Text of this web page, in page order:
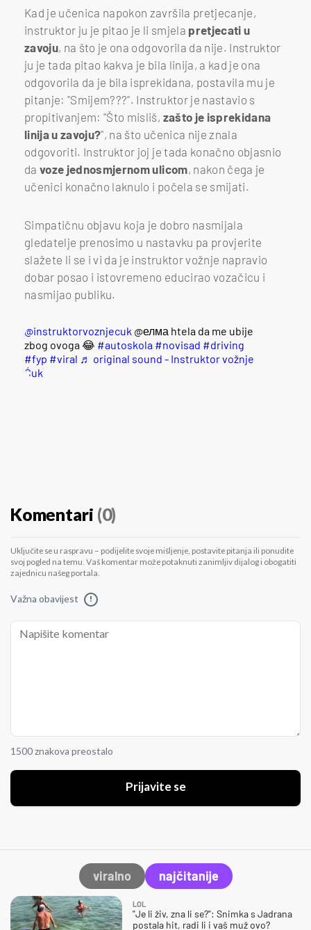
Kad je učenica napokon završila pretjecanje,
instruktor ju je pitao je li smjela pretjecati u
zavoju, na što je ona odgovorila da nije. Instruktor
ju je tada pitao kakva je bila linija, a kad je ona
odgovorila da je bila isprekidana, postavila mu je
pitanje: "Smijem???". Instruktor je nastavio s
propitivanjem: "Što misliš, zašto je isprekidana
linija u zavoju?", na što učenica nije znala
odgovoriti. Instruktor joj je tada konačno objasnio
davoze jednosmjernom ulicom, nakon čega je
učenici konačno laknulo i počela se smijati.
Simpatičnu objavu koja je dobro nasmijala
gledatelje prenosimo u nastavku pa provjerite
slažete li se i vi da je instruktor vožnje napravio
dobar posao i istovremeno educirao vozačicu i
nasmijao publiku.
@instruktorvoznjecuk @елма htela da me ubije
zbog ovoga 😂 #autoskola #novisad #driving
#fyp #viral ♬ original sound - Instruktor vožnje
Ćuk
Komentari (0)
Uključite se u raspravu – podijelite svoje mišljenje, postavite pitanja ili ponudite
svoj pogled na temu. Vaš komentar može potaknuti zanimljiv dijalog i obogatiti
zajednicu našeg portala.
Važna obavijest !
1500 znakova preostalo
Prijavite se
viralno najčitanije
LOL
"Je li živ, zna li se?": Snimka s Jadrana
postala hit, radi li i vaš muž ovo?